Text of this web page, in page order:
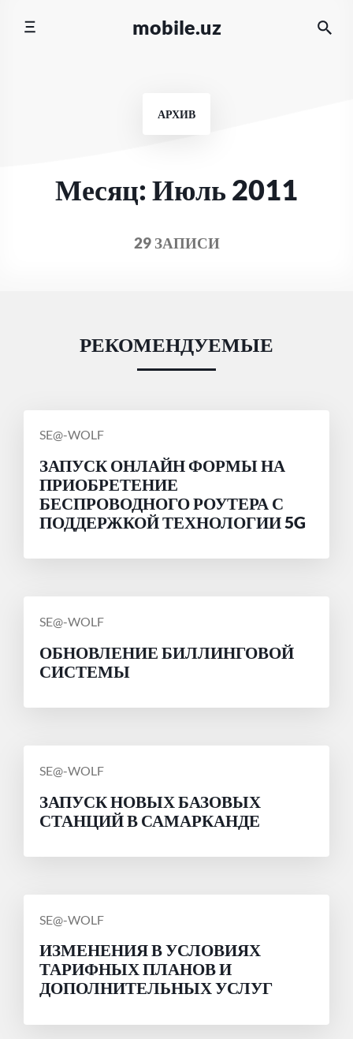
mobile.uz
АРХИВ
Месяц: Июль 2011
29 ЗАПИСИ
РЕКОМЕНДУЕМЫЕ
СООБЩЕНИЕ
SE@-WOLF
ЗАПУСК ОНЛАЙН ФОРМЫ НА
ПРИОБРЕТЕНИЕ
БЕСПРОВОДНОГО РОУТЕРА С
ПОДДЕРЖКОЙ ТЕХНОЛОГИИ 5G
СООБЩЕНИЕ
SE@-WOLF
ОБНОВЛЕНИЕ БИЛЛИНГОВОЙ
СИСТЕМЫ
СООБЩЕНИЕ
SE@-WOLF
ЗАПУСК НОВЫХ БАЗОВЫХ
СТАНЦИЙ В САМАРКАНДЕ
СООБЩЕНИЕ
SE@-WOLF
ИЗМЕНЕНИЯ В УСЛОВИЯХ
ТАРИФНЫХ ПЛАНОВ И
ДОПОЛНИТЕЛЬНЫХ УСЛУГ